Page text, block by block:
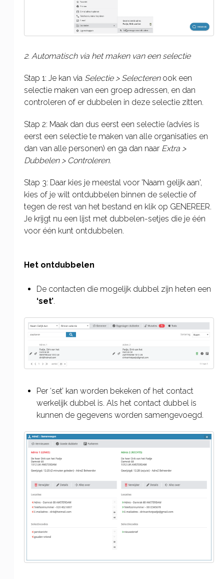
2. Automatisch via het maken van een selectie
Stap 1: Je kan via Selectie > Selecterenook een
selectie maken van een groep adressen, en dan
controleren of er dubbelen in deze selectie zitten.
Stap 2: Maak dan dus eerst een selectie (advies is
eerst een selectie te maken van alle organisaties en
dan van alle personen) en ga dan naar Extra >
Dubbelen > Controleren.
Stap 3: Daar kies je meestal voor 'Naam gelijk aan',
kies of je wilt ontdubbelen binnen de selectie of
tegen de rest van het bestand en klik op GENEREER.
Je krijgt nu een lijst met dubbelen-setjes die je één
voor één kunt ontdubbelen.
Het ontdubbelen
De contacten die mogelijk dubbel zijn heten een
‘set’.
Per ‘set’ kan worden bekeken of het contact
werkelijk dubbel is. Als het contact dubbel is
kunnen de gegevens worden samengevoegd.